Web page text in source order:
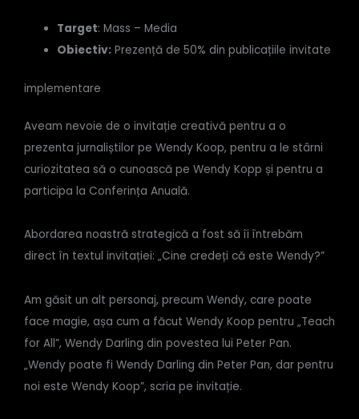
Target: Mass – Media
Obiectiv: Prezență de 50% din publicațiile invitate
implementare
Aveam nevoie de o invitație creativă pentru a o
prezenta jurnaliștilor pe Wendy Koop, pentru a le stârni
curiozitatea să o cunoască pe Wendy Kopp și pentru a
participa la Conferința Anuală.
Abordarea noastră strategică a fost să îi întrebăm
direct în textul invitației: „Cine credeți că este Wendy?”
Am găsit un alt personaj, precum Wendy, care poate
face magie, așa cum a făcut Wendy Koop pentru „Teach
for All”, Wendy Darling din povestea lui Peter Pan.
„Wendy poate fi Wendy Darling din Peter Pan, dar pentru
noi este Wendy Koop”, scria pe invitație.